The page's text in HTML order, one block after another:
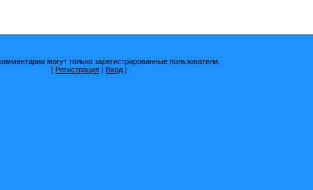
могут только зарегистрированные пользователи.
[ Регистрация | Вход ]